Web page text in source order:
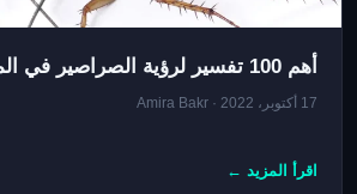
أهم 100 تفسير لرؤية الصراصير في المنام لابن سيرين
17 أكتوبر، 2022 · Amira Bakr
اقرأ المزيد ←